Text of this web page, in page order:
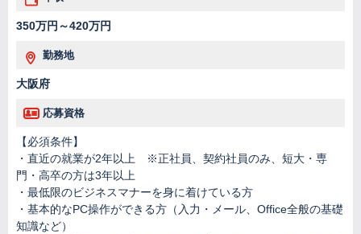
350万円～420万円
勤務地
大阪府
応募資格
【必須条件】
・直近の就業が2年以上 ※正社員、契約社員のみ、短大・専
門・高卒の方は3年以上
・最低限のビジネスマナーを身に着けている方
・基本的なPC操作ができる方（入力・メール、Office全般の基礎
知識など）